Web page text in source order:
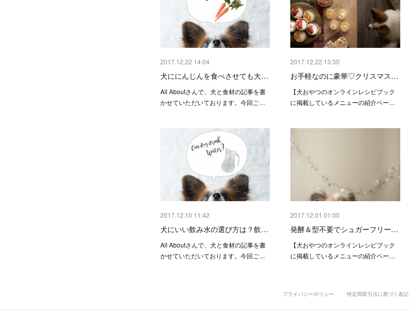
2017.12.22 14:04
犬ににんじんを食べさせても大…
All Aboutさんで、犬と食材の記事を書
かせていただいております。今回ご…
2017.12.22 13:30
お手軽なのに豪華♡クリスマス…
【犬おやつのオンラインレシピブック
に掲載しているメニューの紹介ペー…
2017.12.10 11:42
犬にいい飲み水の選び方は？飲…
All Aboutさんで、犬と食材の記事を書
かせていただいております。今回ご…
2017.12.01 01:00
発酵＆型不要でシュガーフリー…
【犬おやつのオンラインレシピブック
に掲載しているメニューの紹介ペー…
プライバシーポリシー 特定商取引法に基づく表記